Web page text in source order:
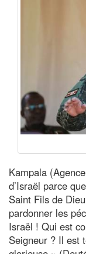
Kampala
d’Israël parce
Saint Fils de
pardonner les
Israël ! Qui est
Seigneur ? Il est